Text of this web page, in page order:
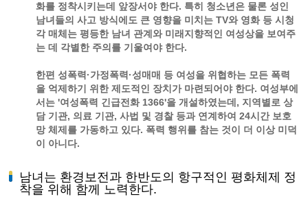
화를 정착시키는데 앞장서야 한다. 특히 청소년은 물론 성인
남녀들의 사고 방식에도 큰 영향을 미치는 TV와 영화 등 시청
각 매체는 평등한 남녀 관계와 미래지향적인 여성상을 보여주
는 데 각별한 주의를 기울여야 한다.
한편 성폭력·가정폭력·성매매 등 여성을 위협하는 모든 폭력
을 억제하기 위한 제도적인 장치가 마련되어야 한다. 여성부에
서는 '여성폭력 긴급전화 1366'을 개설하였는데, 지역별로 상
담 기관, 의료 기관, 사법 및 경찰 등과 연계하여 24시간 보호
망 체제를 가동하고 있다. 폭력 행위를 참는 것이 더 이상 미덕
이 아니다.
남녀는 환경보전과 한반도의 항구적인 평화체제 정
착을 위해 함께 노력한다.